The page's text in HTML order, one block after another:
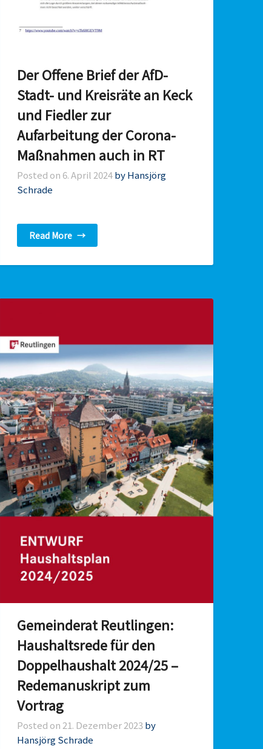
Der Offene Brief der AfD-
Stadt- und Kreisräte an Keck
und Fiedler zur
Aufarbeitung der Corona-
Maßnahmen auch in RT
Posted on 6. April 2024by Hansjörg
Schrade
Read More →
Gemeinderat Reutlingen:
Haushaltsrede für den
Doppelhaushalt 2024/25 –
Redemanuskript zum
Vortrag
Posted on 21. Dezember 2023by
Hansjörg Schrade